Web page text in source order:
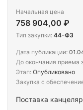
Поставка
Начальная цена
758 904,00 ₽
Тип закупки: 44-ФЗ
Дата публикации:
До окончания приема
Этап: Опубликовано
Закупка с